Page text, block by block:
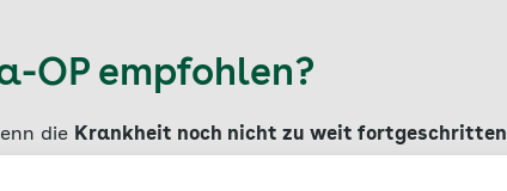
OP empfohlen?
die Krankheit noch nicht zu weit fortgeschritten